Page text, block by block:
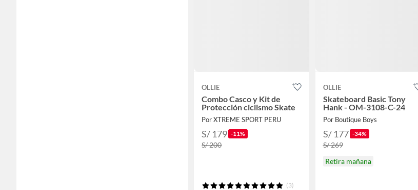
OLLIE
Combo Casco y Kit de
Protección ciclismo Skate
Por XTREME SPORT PERU
S/ 179 -11%
S/ 200
(3)
OLLIE
Skateboard Basic Tony
Hank - OM-3108-C-24
Por Boutique Boys
S/ 177 -34%
S/ 269
Retira mañana